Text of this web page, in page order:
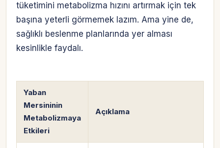
tüketimini metabolizma hızını artırmak için tek
başına yeterli görmemek lazım. Ama yine de,
sağlıklı beslenme planlarında yer alması
kesinlikle faydalı.
Yaban
Mersininin
Metabolizmaya
Etkileri
Açıklama